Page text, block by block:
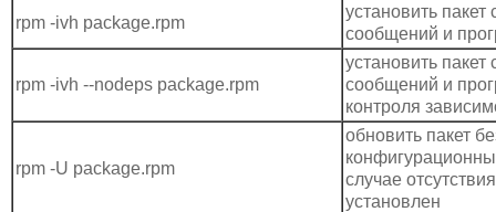
rpm -ivh package.rpm
установить
сообщений и
rpm -ivh --nodeps package.rpm
установить
сообщений и
контроля
rpm -U package.rpm
обновить пакет
случае
установлен